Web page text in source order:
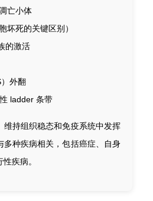
亡小体
坏死的关键区别）
的激活
外翻
ladder 条带
维持组织稳态和免疫系统中发挥
多种疾病相关，包括癌症、自身
疾病。